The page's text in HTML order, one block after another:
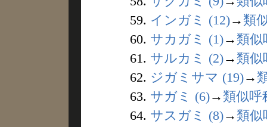
59. インガミ (12)→ 類
60. サカガミ (1)→ 類似
61. サルカミ (2)→ 類似
62. ジガミサマ (19)→
63. サガミ (6)→ 類似呼
64. サスガミ (8)→ 類似